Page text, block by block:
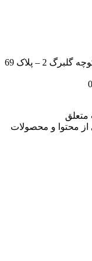
آدرس: کرج – میدان والفجر – خیابان یکتا – کوچه گلبرگ 2 – پلاک 69
و محصولات